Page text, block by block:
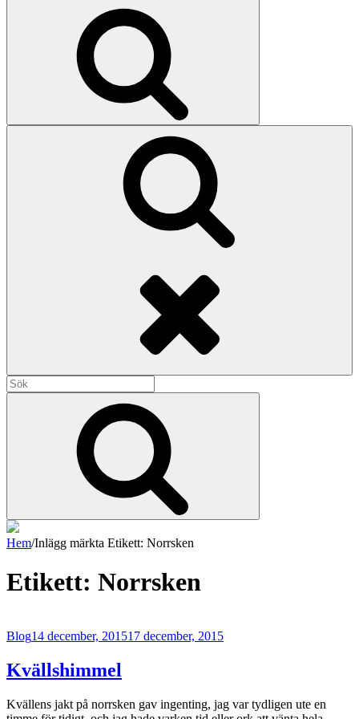
Sök
efter:
Alla dessa dagar som kom och gick, inte visste jag att de var livet
Hem/Inlägg märkta Etikett: Norrsken
Etikett: Norrsken
Blog14 december, 201517 december, 2015
Kvällshimmel
Kvällens jakt på norrsken gav ingenting, jag var tydligen ute en